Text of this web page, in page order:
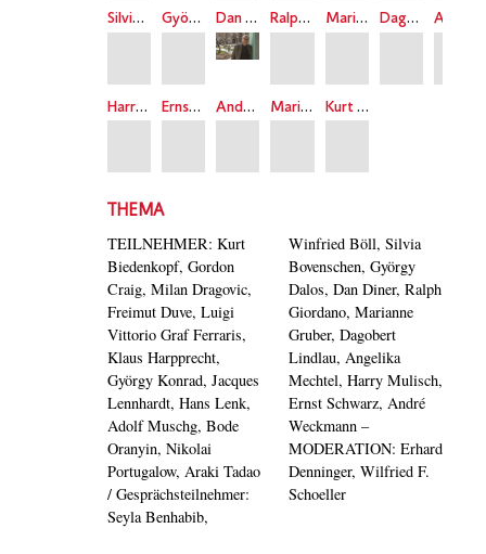
Silvia Bovenschen György Dalos Dan Diner Ralph Giordano Marianna Gruber Dagobert Lindlau
Harry Mulisch Ernst Schwarz André Weckmann Marianne Gruber Kurt Biedenkopf
THEMA
TEILNEHMER: Kurt
Biedenkopf, Gordon
Craig, Milan Dragovic,
Freimut Duve, Luigi
Vittorio Graf Ferraris,
Klaus Harpprecht,
György Konrad, Jacques
Lennhardt, Hans Lenk,
Adolf Muschg, Bode
Oranyin, Nikolai
Portugalow, Araki Tadao
/ Gesprächsteilnehmer:
Seyla Benhabib,
Winfried Böll, Silvia
Bovenschen, György
Dalos, Dan Diner, Ralph
Giordano, Marianne
Gruber, Dagobert
Lindlau, Angelika
Mechtel, Harry Mulisch,
Ernst Schwarz, André
Weckmann –
MODERATION: Erhard
Denninger, Wilfried F.
Schoeller